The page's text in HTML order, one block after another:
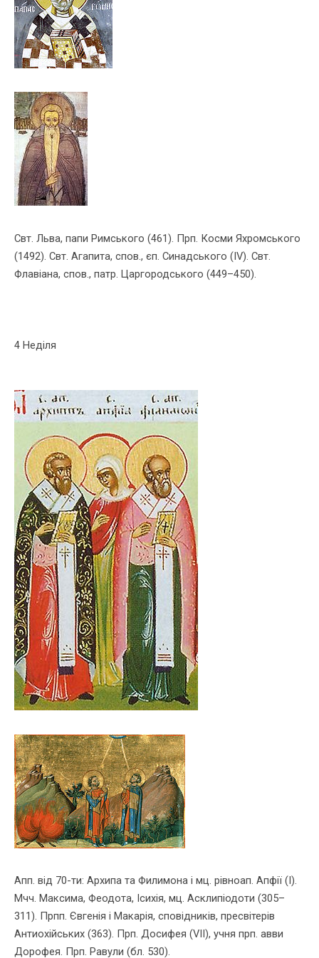
Свт. Льва, папи Римського (461). Прп. Косми Яхромського
(1492). Свт. Агапита, спов., єп. Синадського (IV). Свт.
Флавіана, спов., патр. Царгородського (449–450).
4 Неділя
Апп. від 70-ти: Архипа та Филимона і мц. рівноап. Апфії (І).
Мчч. Максима, Феодота, Ісихія, мц. Асклипіодоти (305–
311). Прпп. Євгенія і Макарія, спо­відників, пресвітерів
Антиохійських (363). Прп. Досифея (VІІ), учня прп. авви
Дорофея. Прп. Равули (бл. 530).